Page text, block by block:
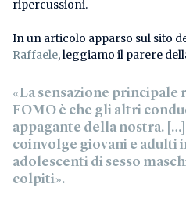
ripercussioni.
In un articolo apparso sul sito
Raffaele, leggiamo il parere
«La sensazione principale
FOMO è che gli altri
appagante della nostra.
coinvolge giovani e adulti
adolescenti di sesso
colpiti».